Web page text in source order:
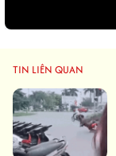
TIN LIÊN QUAN